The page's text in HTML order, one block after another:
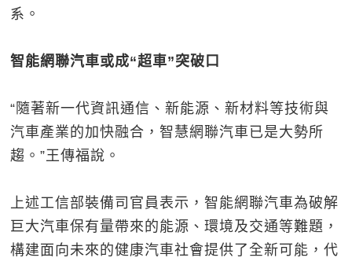
系。
智能網聯汽車或成“超車”突破口
“隨著新一代資訊通信、新能源、新材料等技術與
汽車產業的加快融合，智慧網聯汽車已是大勢所
趨。”王傳福說。
上述工信部裝備司官員表示，智能網聯汽車為破解
巨大汽車保有量帶來的能源、環境及交通等難題，
構建面向未來的健康汽車社會提供了全新可能，代